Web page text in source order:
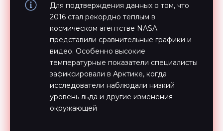
Для подтверждения данных о том, что
2016 стал рекордно теплым в
космическом агентстве NASA
представили сравнительные графики и
видео. Особенно высокие
температурные показатели специалисты
зафиксировали в Арктике, когда
исследователи наблюдали низкий
уровень льда и другие изменения
окружающей